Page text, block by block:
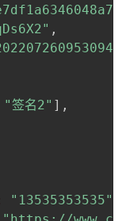
,
"签名2" ] ,
"13535353535"